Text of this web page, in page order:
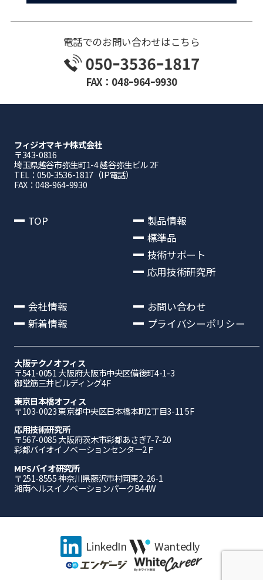
電話でのお問い合わせはこちら
FAX：048ｰ964ｰ9930
フィジオマキナ株式会社
〒343-0816
埼⽟県越⾕市弥⽣町1-4 越⾕弥⽣ビル 2F
TEL：050-3536-1817（IP電話）
FAX：048-964-9930
TOP
製品情報
標準品
技術サポート
応用技術研究所
会社情報
新着情報
お問い合わせ
プライバシーポリシー
大阪テクノオフィス
〒541-0051 ⼤阪府⼤阪市中央区備後町4-1-3
御堂筋三井ビルディング4F
東京日本橋オフィス
〒103-0023 東京都中央区日本橋本町2丁目3-11 5F
応⽤技術研究所
〒567-0085 ⼤阪府茨⽊市彩都あさぎ7-7-20
彩都バイオイノベーションセンター2Ｆ
MPSバイオ研究所
〒251-8555 神奈川県藤沢市村岡東2-26-1
湘南ヘルスイノベーションパークB44W
LinkedIn Wantedly